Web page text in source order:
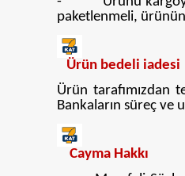
paketlenmeli,
Ürün bedeli iadesi
Ürün tarafımızdan
Bankaların süreç ve
Cayma Hakkı